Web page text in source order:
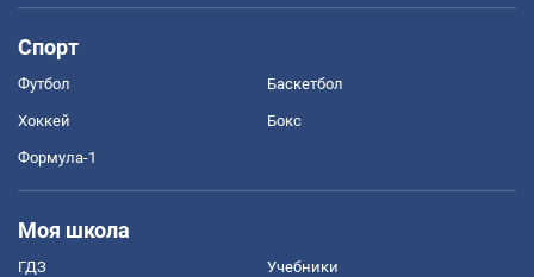
Спорт
Футбол Баскетбол
Хоккей Бокс
Формула-1
Моя школа
ГДЗ Учебники